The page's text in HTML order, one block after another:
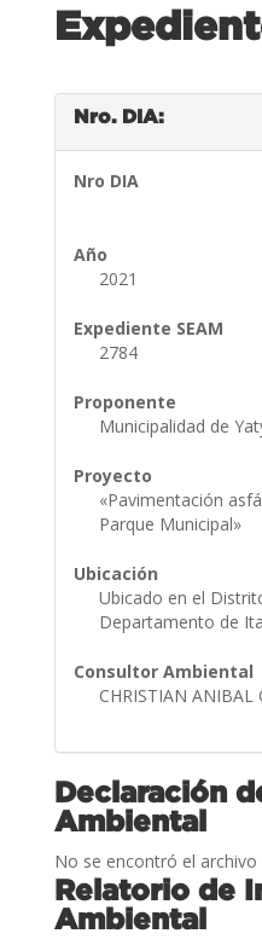
Nro. DIA:
Nro DIA
Año
2021
Expediente SEAM
2784
Proponente
Municipalidad de
Proyecto
«Pavimentación
Parque Municipal»
Ubicación
Ubicado en el
Departamento de
Consultor Ambiental
CHRISTIAN ANIBAL
Declaración
Ambiental
No se encontró el archivo
Relatorio de
Ambiental